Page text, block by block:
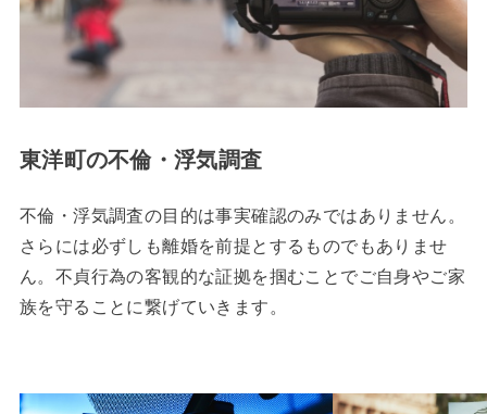
東洋町の不倫・浮気調査
不倫・浮気調査の目的は事実確認のみではありません。
さらには必ずしも離婚を前提とするものでもありませ
ん。不貞行為の客観的な証拠を掴むことでご自身やご家
族を守ることに繋げていきます。